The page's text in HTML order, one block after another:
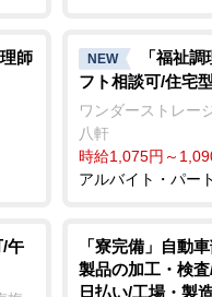
師
NEW
「福祉
フト相談可/住宅
ワンダーストレー
八軒
時給1,075円～
アルバイト・パー
/午
「寮完備」自動
製品の加工・検
日払い/工場・製